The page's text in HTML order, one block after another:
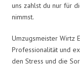
uns zahlst du nur für
nimmst.
Umzugsmeister Wirtz
Professionalität und
den Stress und die